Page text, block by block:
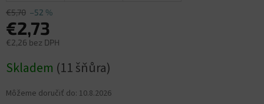
€5,70 –52 %
€2,73
€2,26 bez DPH
cena:
Skladem (11 šňůra)
Môžeme doručiť do: 10.8.2026